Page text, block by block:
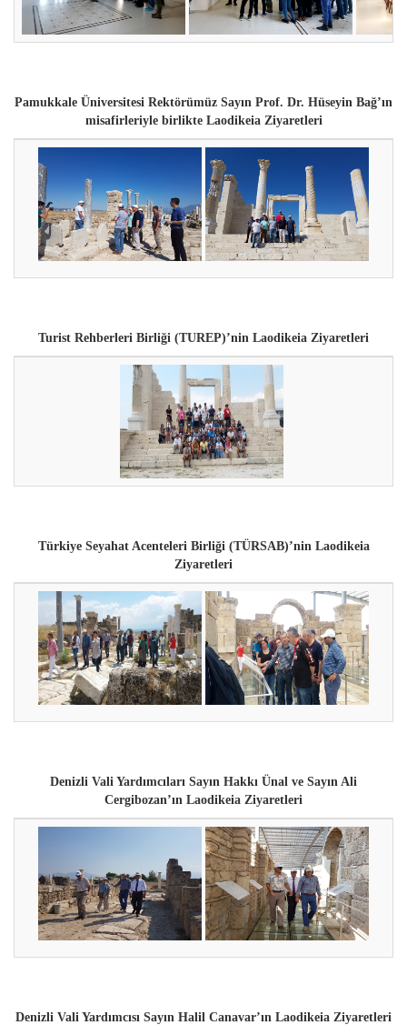
Pamukkale Üniversitesi Rektörümüz Sayın Prof. Dr. Hüseyin Bağ’ın
misafirleriyle birlikte Laodikeia Ziyaretleri
Turist Rehberleri Birliği (TUREP)’nin Laodikeia Ziyaretleri
Türkiye Seyahat Acenteleri Birliği (TÜRSAB)’nin Laodikeia
Ziyaretleri
Denizli Vali Yardımcıları Sayın Hakkı Ünal ve Sayın Ali
Cergibozan’ın Laodikeia Ziyaretleri
Denizli Vali Yardımcısı Sayın Halil Canavar’ın Laodikeia Ziyaretleri